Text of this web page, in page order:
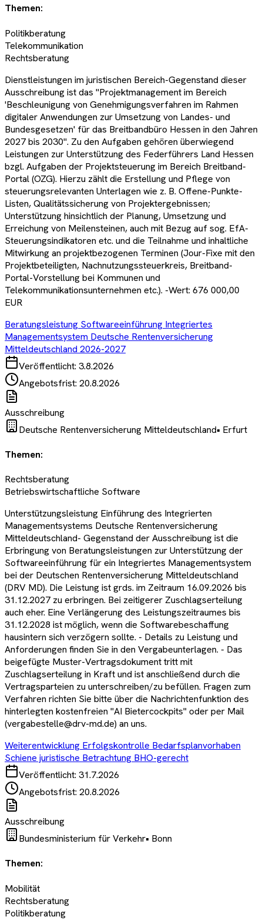
Themen:
Politikberatung
Telekommunikation
Rechtsberatung
Dienstleistungen im juristischen Bereich-Gegenstand dieser
Ausschreibung ist das "Projektmanagement im Bereich
'Beschleunigung von Genehmigungsverfahren im Rahmen
digitaler Anwendungen zur Umsetzung von Landes- und
Bundesgesetzen' für das Breitbandbüro Hessen in den Jahren
2027 bis 2030". Zu den Aufgaben gehören überwiegend
Leistungen zur Unterstützung des Federführers Land Hessen
bzgl. Aufgaben der Projektsteuerung im Bereich Breitband-
Portal (OZG). Hierzu zählt die Erstellung und Pflege von
steuerungsrelevanten Unterlagen wie z. B. Offene-Punkte-
Listen, Qualitätssicherung von Projektergebnissen;
Unterstützung hinsichtlich der Planung, Umsetzung und
Erreichung von Meilensteinen, auch mit Bezug auf sog. EfA-
Steuerungsindikatoren etc. und die Teilnahme und inhaltliche
Mitwirkung an projektbezogenen Terminen (Jour-Fixe mit den
Projektbeteiligten, Nachnutzungssteuerkreis, Breitband-
Portal-Vorstellung bei Kommunen und
Telekommunikationsunternehmen etc.). -Wert: 676 000,00
EUR
Beratungsleistung Softwareeinführung Integriertes
Managementsystem Deutsche Rentenversicherung
Mitteldeutschland 2026-2027
Veröffentlicht: 3.8.2026
Angebotsfrist: 20.8.2026
Ausschreibung
Deutsche Rentenversicherung Mitteldeutschland• Erfurt
Themen:
Rechtsberatung
Betriebswirtschaftliche Software
Unterstützungsleistung Einführung des Integrierten
Managementsystems Deutsche Rentenversicherung
Mitteldeutschland- Gegenstand der Ausschreibung ist die
Erbringung von Beratungsleistungen zur Unterstützung der
Softwareeinführung für ein Integriertes Managementsystem
bei der Deutschen Rentenversicherung Mitteldeutschland
(DRV MD). Die Leistung ist grds. im Zeitraum 16.09.2026 bis
31.12.2027 zu erbringen. Bei zeitigerer Zuschlagserteilung
auch eher. Eine Verlängerung des Leistungszeitraumes bis
31.12.2028 ist möglich, wenn die Softwarebeschaffung
hausintern sich verzögern sollte. - Details zu Leistung und
Anforderungen finden Sie in den Vergabeunterlagen. - Das
beigefügte Muster-Vertragsdokument tritt mit
Zuschlagserteilung in Kraft und ist anschließend durch die
Vertragsparteien zu unterschreiben/zu befüllen. Fragen zum
Verfahren richten Sie bitte über die Nachrichtenfunktion des
hinterlegten kostenfreien "AI Bietercockpits" oder per Mail
(vergabestelle@drv-md.de) an uns.
Weiterentwicklung Erfolgskontrolle Bedarfsplanvorhaben
Schiene juristische Betrachtung BHO-gerecht
Veröffentlicht: 31.7.2026
Angebotsfrist: 20.8.2026
Ausschreibung
Bundesministerium für Verkehr• Bonn
Themen:
Mobilität
Rechtsberatung
Politikberatung